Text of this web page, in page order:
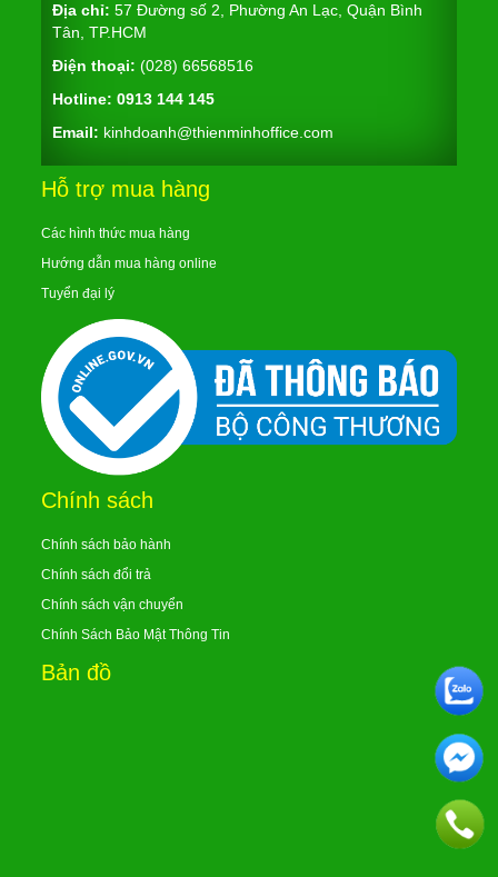
Địa chỉ: 57 Đường số 2, Phường An Lạc, Quận Bình
Tân, TP.HCM
Điện thoại: (028) 66568516
Hotline: 0913 144 145
Email: kinhdoanh@thienminhoffice.com
Hỗ trợ mua hàng
Các hình thức mua hàng
Hướng dẫn mua hàng online
Tuyển đại lý
Chính sách
Chính sách bảo hành
Chính sách đổi trả
Chính sách vận chuyển
Chính Sách Bảo Mật Thông Tin
Bản đồ